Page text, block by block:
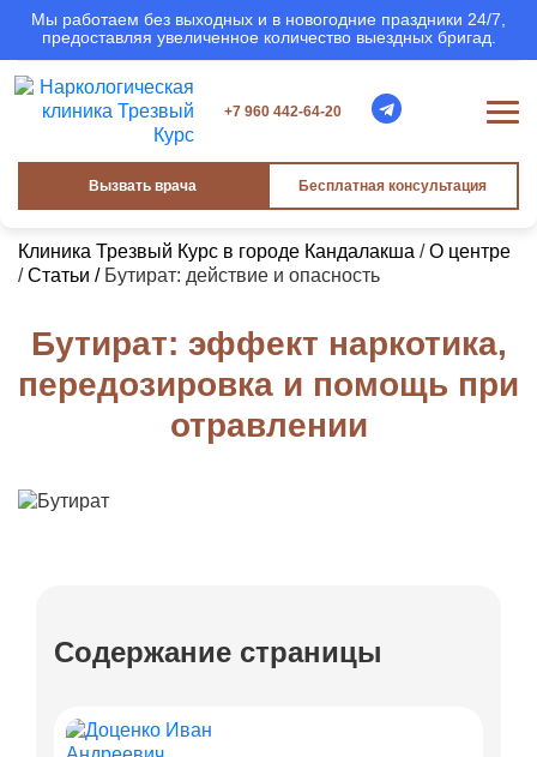
Мы работаем без выходных и в новогодние праздники 24/7,
предоставляя увеличенное количество выездных бригад.
+7 960 442-64-20
Вызвать врача Бесплатная консультация
Клиника Трезвый Курс в городе Кандалакша /О центре
/Статьи / Бутират: действие и опасность
Бутират: эффект наркотика,
передозировка и помощь при
отравлении
Содержание страницы